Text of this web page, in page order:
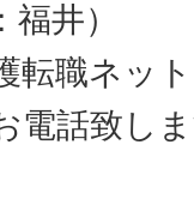
井）
転職ネッ
電話致し